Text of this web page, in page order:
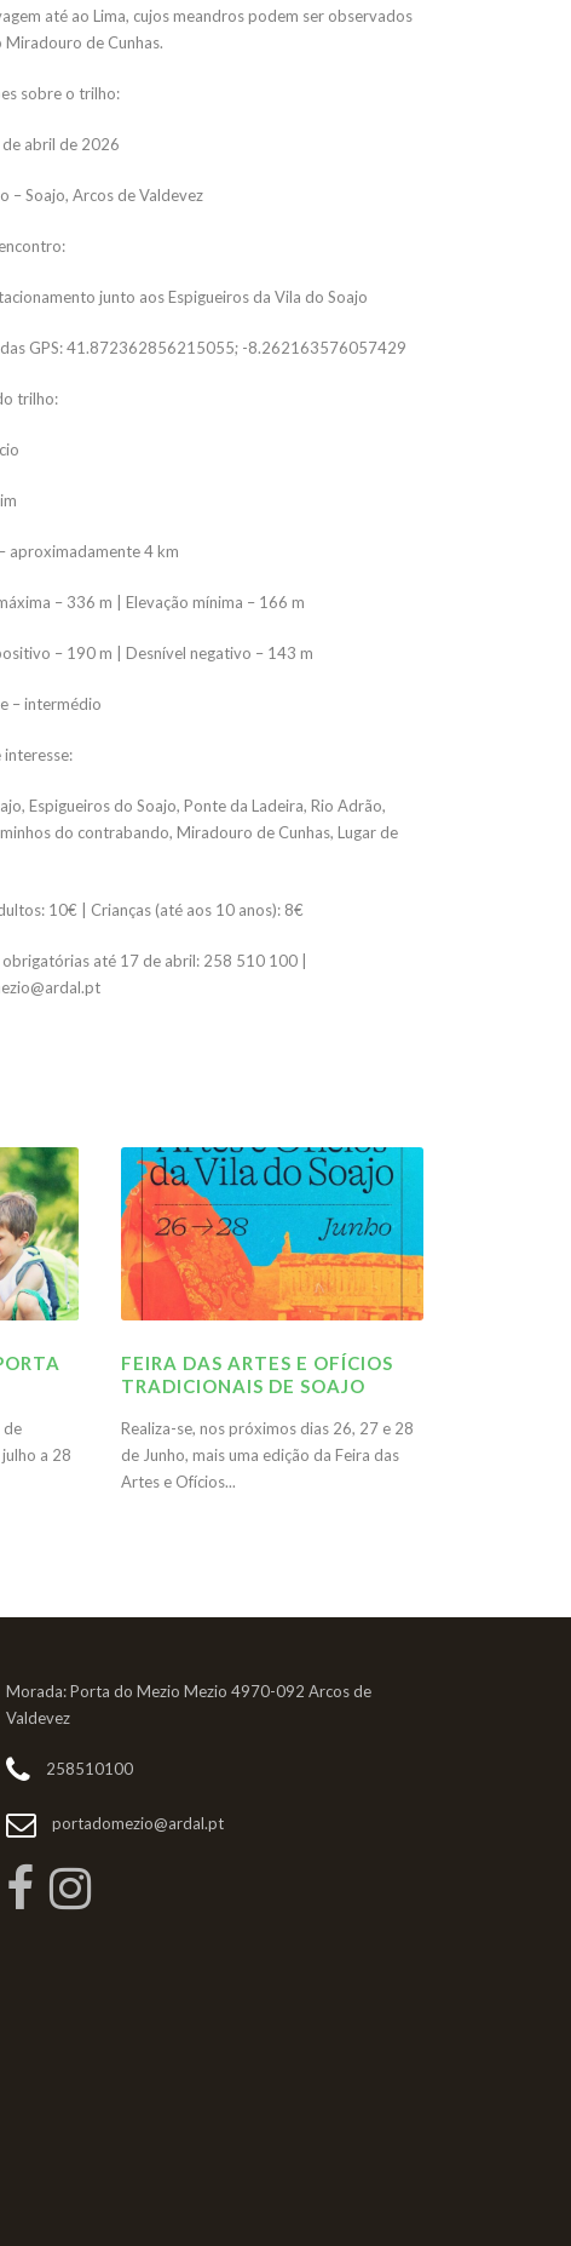
até ao Lima, cujos meandros podem ser observados
de Cunhas.
sobre o trilho:
abril de 2026
– Soajo, Arcos de Valdevez
junto aos Espigueiros da Vila do Soajo
GPS: 41.872362856215055; -8.262163576057429
trilho:
aproximadamente 4 km
– 336 m | Elevação mínima – 166 m
– 190 m | Desnível negativo – 143 m
– intermédio
Espigueiros do Soajo, Ponte da Ladeira, Rio Adrão,
do contrabando, Miradouro de Cunhas, Lugar de
10€ | Crianças (até aos 10 anos): 8€
obrigatórias até 17 de abril: 258 510 100 |
de
a 28
FEIRA DAS ARTES E OFÍCIOS
TRADICIONAIS DE SOAJO
Realiza-se, nos próximos dias 26, 27 e 28
de Junho, mais uma edição da Feira das
Artes e Ofícios...
Morada: Porta do Mezio Mezio 4970-092 Arcos de
Valdevez
258510100
portadomezio@ardal.pt